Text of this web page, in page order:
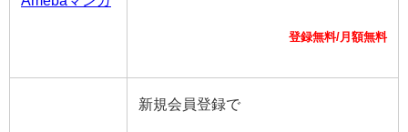
登録無料/月額無料
新規会員登録で